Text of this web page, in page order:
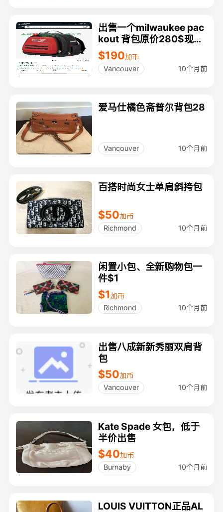
出售一个milwaukee pac
kout 背包原价280$现在
只要190
$190加币
Vancouver
10个月前
爱马仕橘色斋普尔背包28
Vancouver 10个月前
百搭时尚女士单肩斜挎包
$50加币
Richmond
10个月前
闲置小包、全新购物包一
件$1
$1加币
Richmond
10个月前
出售八成新新秀丽双肩背
包
$50加币
Vancouver
10个月前
Kate Spade 女包，低于
半价出售
$40加币
Burnaby
10个月前
LOUIS VUITTON正品AL